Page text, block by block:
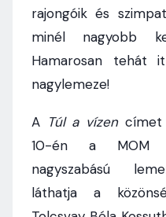
rajongóik és
minél nagyobb
Hamarosan tehát
nagylemeze!
A Túl a vízencímet
10-én a MOM
nagyszabású
láthatja a